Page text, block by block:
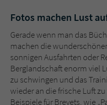
Fotos machen Lust
Gerade wenn man das
machen die
sonnigen Ausfahrten oder
Berglandschaft enorm viel
zu schwingen und das
wieder an die frische Luft
Beispiele für Brevets, wie